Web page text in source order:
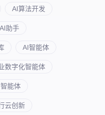
AI算法开发
助手
AI智能体
数字化智能体
智能体
云创新